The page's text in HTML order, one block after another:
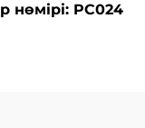
нөмірі: PC024